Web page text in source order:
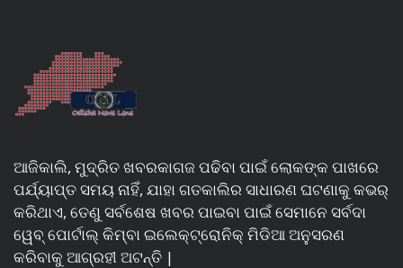
ଆଜିକାଲି, ମୁଦ୍ରିତ ଖବରକାଗଜ ପଢିବା ପାଇଁ ଲୋକଙ୍କ ପାଖରେ
ପର୍ଯ୍ୟାପ୍ତ ସମୟ ନାହିଁ, ଯାହା ଗତକାଲିର ସାଧାରଣ ଘଟଣାକୁ କଭର୍
କରିଥାଏ, ତେଣୁ ସର୍ବଶେଷ ଖବର ପାଇବା ପାଇଁ ସେମାନେ ସର୍ବଦା
ୱେବ୍ ପୋର୍ଟାଲ୍ କିମ୍ବା ଇଲେକ୍ଟ୍ରୋନିକ୍ ମିଡିଆ ଅନୁସରଣ
କରିବାକୁ ଆଗ୍ରହୀ ଅଟନ୍ତି |